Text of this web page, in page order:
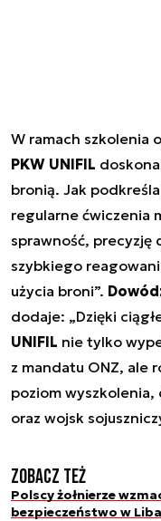
W ramach szkolenia
PKW UNIFIL
bronią. Jak
regularne ćwiczenia
sprawność, precyzję
szybkiego
użycia broni”.
dodaje: „Dzięki
UNIFIL nie tylko
z mandatu ONZ, ale
poziom wyszkolenia,
oraz wojsk
Zobacz też
Polscy żołnierze
bezpieczeństwo w